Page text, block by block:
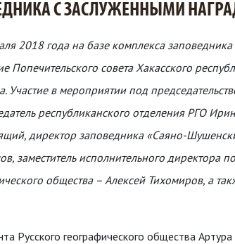
С ЗАСЛУЖЕННЫМИ
2018 года на базе комплекса
Попечительского совета Хакасского
Участие в мероприятии под
республиканского отделения РГО
директор заповедника «Саяно-
заместитель исполнительного директора
общества –Алексей Тихомиров, а
Русского географического общества